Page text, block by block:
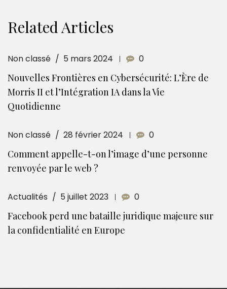
Related Articles
Non classé 5 mars 2024 0
Nouvelles Frontières en Cybersécurité: L’Ère de
Morris II et l’Intégration IA dans la Vie
Quotidienne
Non classé 28 février 2024 0
Comment appelle-t-on l’image d’une personne
renvoyée par le web ?
Actualités 5 juillet 2023 0
Facebook perd une bataille juridique majeure sur
la confidentialité en Europe